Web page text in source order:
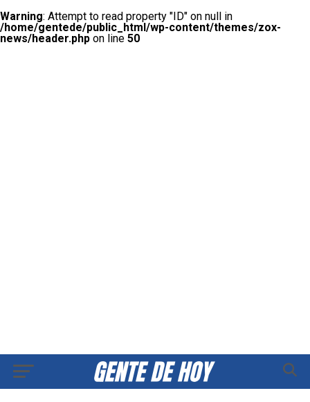
Warning: Attempt to read property "ID" on null in
/home/gentede/public_html/wp-content/themes/zox-
news/header.php on line 50